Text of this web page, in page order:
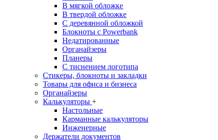
В мягкой обложке
В твердой обложке
С деревянной обложкой
Блокноты с Powerbank
Недатированные
Органайзеры
Планеры
С тиснением логотипа
Стикеры, блокноты и закладки
Товары для офиса и бизнеса
Органайзеры
Калькуляторы +
Настольные
Карманные калькуляторы
Инженерные
Держатели документов